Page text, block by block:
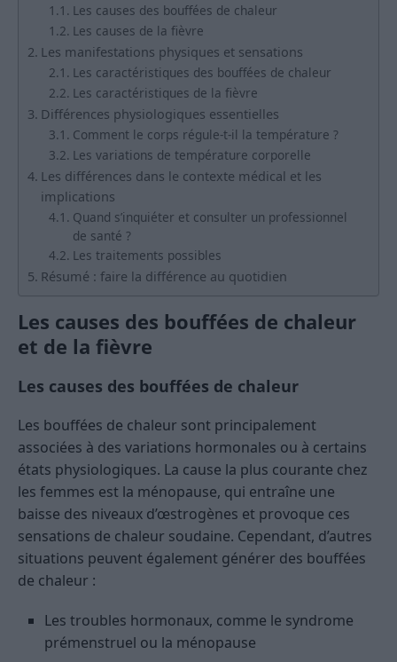
Les causes des bouffées de chaleur
Les causes de la fièvre
Les manifestations physiques et sensations
Les caractéristiques des bouffées de chaleur
Les caractéristiques de la fièvre
Différences physiologiques essentielles
Comment le corps régule-t-il la température ?
Les variations de température corporelle
Les différences dans le contexte médical et les
implications
Quand s’inquiéter et consulter un professionnel
de santé ?
Les traitements possibles
Résumé : faire la différence au quotidien
Les causes des bouffées de chaleur
et de la fièvre
Les causes des bouffées de chaleur
Les bouffées de chaleur sont principalement
associées à des variations hormonales ou à certains
états physiologiques. La cause la plus courante chez
les femmes est la ménopause, qui entraîne une
baisse des niveaux d’œstrogènes et provoque ces
sensations de chaleur soudaine. Cependant, d’autres
situations peuvent également générer des bouffées
de chaleur :
Les troubles hormonaux, comme le syndrome
prémenstruel ou la ménopause